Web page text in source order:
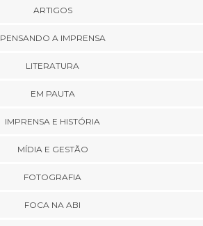
ARTIGOS
PENSANDO A IMPRENSA
LITERATURA
EM PAUTA
IMPRENSA E HISTÓRIA
MÍDIA E GESTÃO
FOTOGRAFIA
FOCA NA ABI